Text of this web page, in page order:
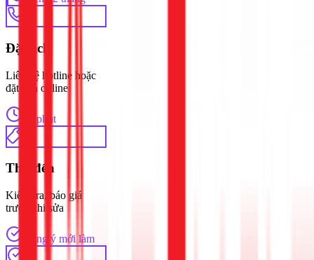
Đặt lịch
Liên hệ hotline hoặc
đặt lịch online
30 phút
Thợ đến
Kiểm tra, báo giá
trước khi sửa
Đồng ý mới làm